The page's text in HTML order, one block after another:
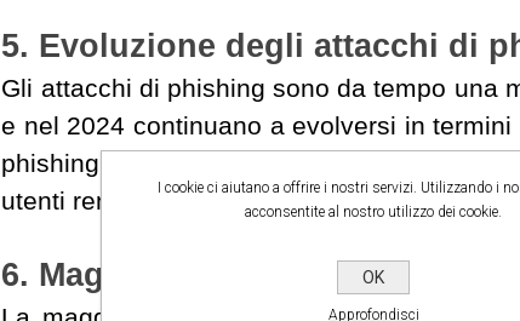
5. Evoluzione degli attacchi di
Gli attacchi di phishing sono da tempo una
e nel 2024 continuano a evolversi in
phishing utilizzano tattiche più
utenti rendendofondamentali sistemi di
6. Maggiore attenzione alla
I cookie ci aiutano a offrire i nostri servizi. Utilizzando i
acconsentite al nostro utilizzo dei cookie.
OK
Approfondisci